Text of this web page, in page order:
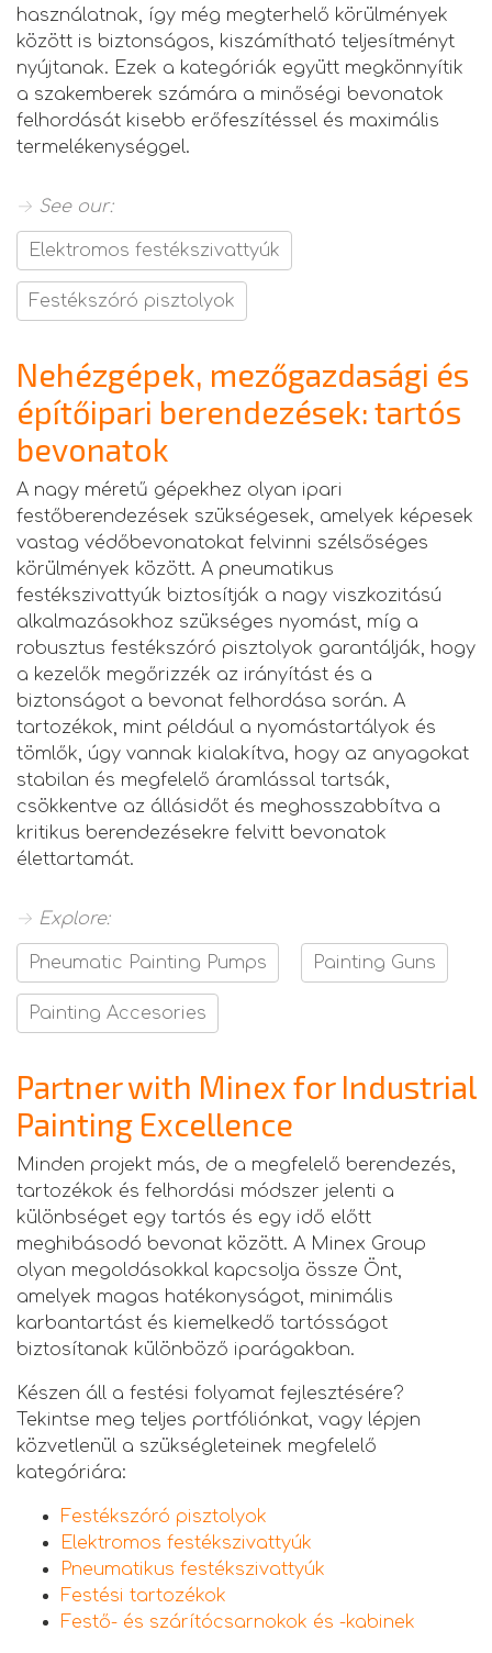
használatnak, így még megterhelő körülmények
között is biztonságos, kiszámítható teljesítményt
nyújtanak. Ezek a kategóriák együtt megkönnyítik
a szakemberek számára a minőségi bevonatok
felhordását kisebb erőfeszítéssel és maximális
termelékenységgel.
→ See our:
Elektromos festékszivattyúk
Festékszóró pisztolyok
Nehézgépek, mezőgazdasági és
építőipari berendezések: tartós
bevonatok
A nagy méretű gépekhez olyan ipari
festőberendezések szükségesek, amelyek képesek
vastag védőbevonatokat felvinni szélsőséges
körülmények között. A pneumatikus
festékszivattyúk biztosítják a nagy viszkozitású
alkalmazásokhoz szükséges nyomást, míg a
robusztus festékszóró pisztolyok garantálják, hogy
a kezelők megőrizzék az irányítást és a
biztonságot a bevonat felhordása során. A
tartozékok, mint például a nyomástartályok és
tömlők, úgy vannak kialakítva, hogy az anyagokat
stabilan és megfelelő áramlással tartsák,
csökkentve az állásidőt és meghosszabbítva a
kritikus berendezésekre felvitt bevonatok
élettartamát.
→ Explore:
Pneumatic Painting Pumps Painting Guns
Painting Accesories
Partner with Minex for Industrial
Painting Excellence
Minden projekt más, de a megfelelő berendezés,
tartozékok és felhordási módszer jelenti a
különbséget egy tartós és egy idő előtt
meghibásodó bevonat között. A Minex Group
olyan megoldásokkal kapcsolja össze Önt,
amelyek magas hatékonyságot, minimális
karbantartást és kiemelkedő tartósságot
biztosítanak különböző iparágakban.
Készen áll a festési folyamat fejlesztésére?
Tekintse meg teljes portfóliónkat, vagy lépjen
közvetlenül a szükségleteinek megfelelő
kategóriára:
Festékszóró pisztolyok
Elektromos festékszivattyúk
Pneumatikus festékszivattyúk
Festési tartozékok
Festő- és szárítócsarnokok és -kabinek